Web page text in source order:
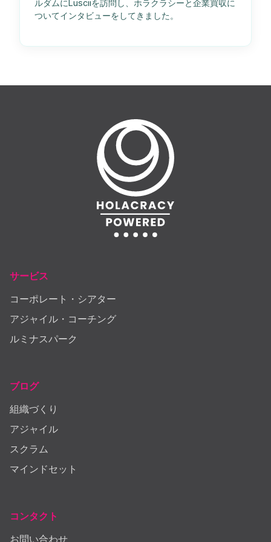
ルダムにLusciiを訪問し、ホラクラシーと企業買収に
ついてインタビューをしてきました。
サービス
コーポレート・シアター
アジャイル・コーチング
ルミナスパーク
ブログ
組織づくり
アジャイル
スクラム
マインドセット
コンタクト
お問い合わせ